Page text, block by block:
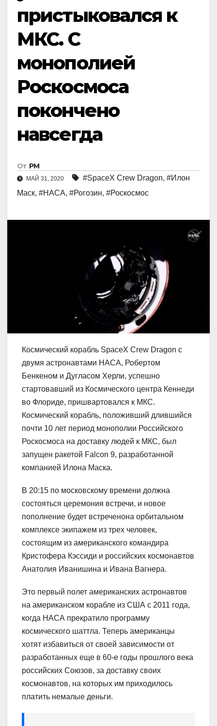
пристыковался к
МКС. С
монополией
Роскосмоса
покончено
навсегда
От РМ
МАЙ 31, 2020 #SpaceX Crew Dragon, #Илон
Маск, #НАСА, #Рогозин, #Роскосмос
Космический корабль SpaceX Crew Dragon с
двумя астронавтами НАСА, Робертом
Бенкеном и Дугласом Херли, успешно
стартовавший из Космического центра Кеннеди
во Флориде, пришвартовался к МКC.
Космический корабль, положивший длившийся
почти 10 лет период монополии Российского
Роскосмоса на доставку людей к МКС, был
запущен ракетой Falcon 9, разработанной
компанией Илона Маска.
В 20:15 по московскому времени должна
состояться церемония встречи, и новое
пополнение будет встреченона орбитальном
комплексе экипажем из трех человек,
состоящим из американского командира
Кристофера Кэссиди и российских космонавтов
Анатолия Иванишина и Ивана Вагнера.
Это первый полет американских астронавтов
на американском корабле из США с 2011 года,
когда НАСА прекратило программу
космического шаттла. Теперь американцы
хотят избавиться от своей зависимости от
разработанных еще в 60-е годы прошлого века
российских Союзов, за доставку своих
космонавтов, на которых им приходилось
платить немалые деньги.